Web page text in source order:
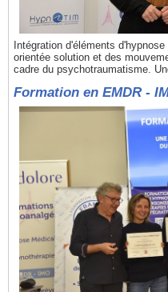
Intégration d'éléments
orientée solution et des
cadre du psychotraumatisme.
Formation en EMDR -